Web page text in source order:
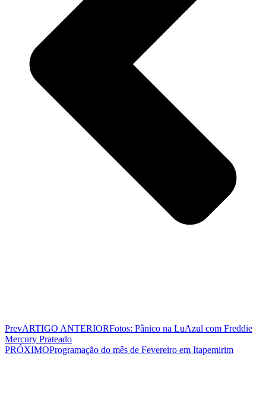
PrevARTIGO ANTERIORFotos: Pânico na LuAzul com Freddie
Mercury Prateado
PRÓXIMOProgramação do mês de Fevereiro em Itapemirim